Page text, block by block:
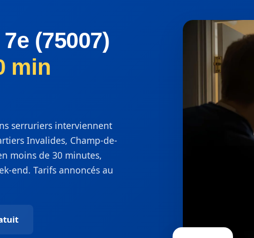
(75007)
min
serruriers interviennent
Invalides, Champ-de-
moins de 30 minutes,
end. Tarifs annoncés au